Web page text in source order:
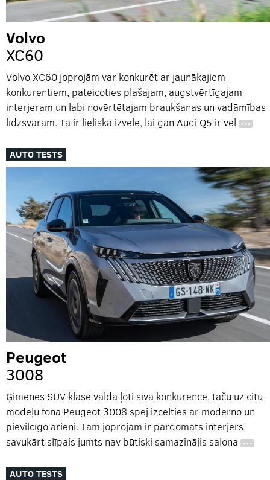
Volvo
XC60
Volvo XC60 joprojām var konkurēt ar jaunākajiem
konkurentiem, pateicoties plašajam, augstvērtīgajam
interjeram un labi novērtētajam braukšanas un vadāmības
līdzsvaram. Tā ir lieliska izvēle, lai gan Audi Q5 ir vēl …
AUTO TESTS
Peugeot
3008
Ģimenes SUV klasē valda ļoti sīva konkurence, taču uz citu
modeļu fona Peugeot 3008 spēj izcelties ar moderno un
pievilcīgo ārieni. Tam joprojām ir pārdomāts interjers,
savukārt slīpais jumts nav būtiski samazinājis salona …
AUTO TESTS